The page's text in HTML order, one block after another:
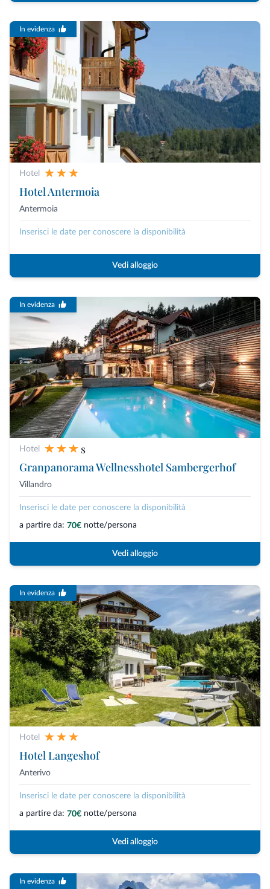
In evidenza
Hotel
Hotel Antermoia
Antermoia
Inserisci le date per conoscere la disponibilità
Vedi alloggio
In evidenza
Hotel
s
Granpanorama Wellnesshotel Sambergerhof
Villandro
Inserisci le date per conoscere la disponibilità
a partire da: 70€ notte/persona
Vedi alloggio
In evidenza
Hotel
Hotel Langeshof
Anterivo
Inserisci le date per conoscere la disponibilità
a partire da: 70€ notte/persona
Vedi alloggio
In evidenza